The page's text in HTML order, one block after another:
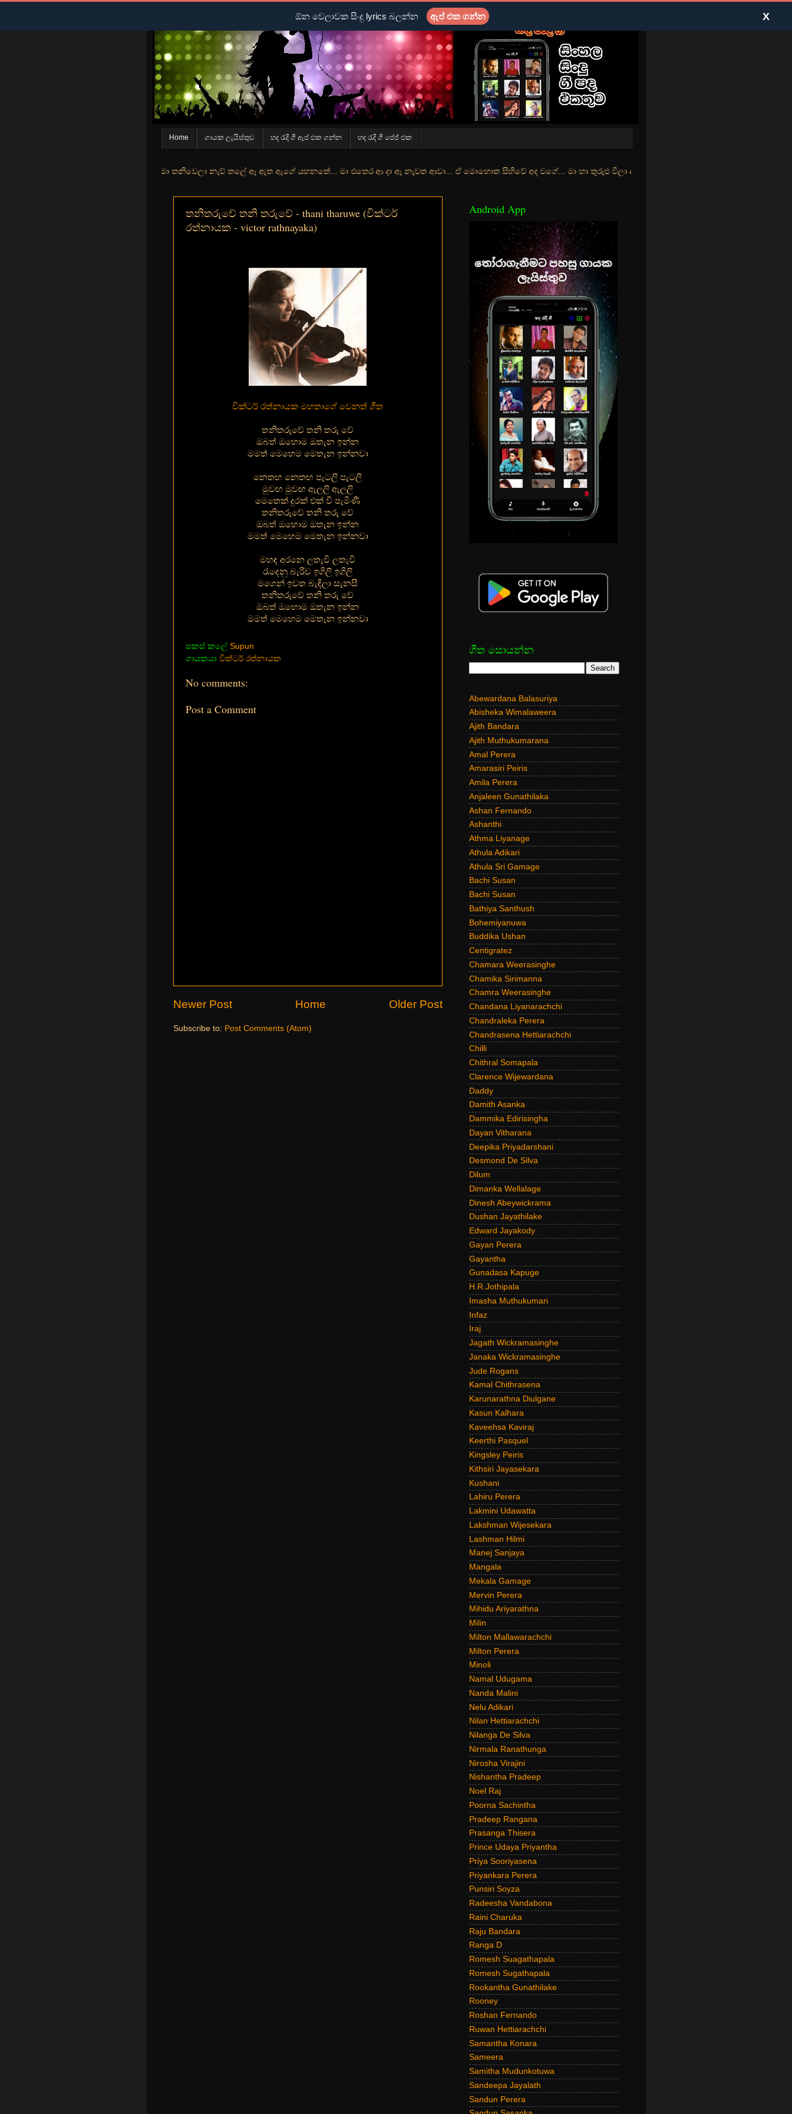
Home ගායක ලැයිස්තුව හද රැදි ගී ඇප් එක ගන්න හද රැදි ගී පේජ් එක
මුහුදු තීරේ ගල් මල් පිපුන යායේ මා තනිවෙලා නැව් තලේ ඈ ඇත ඇගේ යහනතේ... මා එතෙර ආ දා ඈ නැවත ආවා... ඒ මොහොත සිහිවේ අද වගේ... මා හා තුරුළු වීලා දෑසේ කදුළු බීලා රහසේ සුසුම් ලෑ හඩ ඇසේ... නිල්වන්
තනිතරුවේ තනි තරු‍වේ - thani tharuwe (වික්ටර්
රත්නායක - victor rathnayaka)
වික්ටර් රත්නායක මහතාගේ වෙනත් ගීත
තනිතරුවේ තනි තරු වේ
ඔබත් ඔහොම ඔතැන ඉන්න
මමත් මෙහෙම මෙතැන ඉන්නවා
නෙතඟ නෙතඟ පැටලි පැටලි
මුවඟ මුවඟ ඇලලි ඇලලි
මෙතෙක් දුරක් එක් වී පැමිණී
තනිතරුවේ තනි තරු වේ
ඔබත් ඔහොම ඔතැන ඉන්න
මමත් මෙහෙම මෙතැන ඉන්නවා
මහඳ අරනෙ ලතැවි ලතැවි
රැදෙනු බැරිව ඉගිලි ඉගිලි
මගෙන් ඉවත බැඳිලා සැනසී
තනිතරුවේ තනි තරු වේ
ඔබත් ඔහොම ඔතැන ඉන්න
මමත් මෙහෙම මෙතැන ඉන්නවා
සකස් කලේ Supun
ගායකයා වික්ටර් රත්නායක
No comments:
Post a Comment
Newer Post Older Post
Home
Subscribe to: Post Comments (Atom)
Android App
ගීත සොයන්න
Abewardana Balasuriya
Abisheka Wimalaweera
Ajith Bandara
Ajith Muthukumarana
Amal Perera
Amarasiri Peiris
Amila Perera
Anjaleen Gunathilaka
Ashan Fernando
Ashanthi
Athma Liyanage
Athula Adikari
Athula Sri Gamage
Bachi Susan
Bachi Susan
Bathiya Santhush
Bohemiyanuwa
Buddika Ushan
Centigratez
Chamara Weerasinghe
Chamika Sirimanna
Chamra Weerasinghe
Chandana Liyanarachchi
Chandraleka Perera
Chandrasena Hettiarachchi
Chilli
Chithral Somapala
Clarence Wijewardana
Daddy
Damith Asanka
Dammika Edirisingha
Dayan Vitharana
Deepika Priyadarshani
Desmond De Silva
Dilum
Dimanka Wellalage
Dinesh Abeywickrama
Dushan Jayathilake
Edward Jayakody
Gayan Perera
Gayantha
Gunadasa Kapuge
H.R.Jothipala
Imasha Muthukumari
Infaz
Iraj
Jagath Wickramasinghe
Janaka Wickramasinghe
Jude Rogans
Kamal Chithrasena
Karunarathna Diulgane
Kasun Kalhara
Kaveehsa Kaviraj
Keerthi Pasquel
Kingsley Peiris
Kithsiri Jayasekara
Kushani
Lahiru Perera
Lakmini Udawatta
Lakshman Wijesekara
Lashman Hilmi
Manej Sanjaya
Mangala
Mekala Gamage
Mervin Perera
Mihidu Ariyarathna
Milin
Milton Mallawarachchi
Milton Perera
Minoli
Namal Udugama
Nanda Malini
Nelu Adikari
Nilan Hettiarachchi
Nilanga De Silva
Nirmala Ranathunga
Nirosha Virajini
Nishantha Pradeep
Noel Raj
Poorna Sachintha
Pradeep Rangana
Prasanga Thisera
Prince Udaya Priyantha
Priya Sooriyasena
Priyankara Perera
Punsiri Soyza
Radeesha Vandabona
Raini Charuka
Raju Bandara
Ranga D
Romesh Suagathapala
Romesh Sugathapala
Rookantha Gunathilake
Rooney
Roshan Fernando
Ruwan Hettiarachchi
Samantha Konara
Sameera
Samitha Mudunkotuwa
Sandeepa Jayalath
Sandun Perera
ඕන වෙලාවක සිංදු lyrics බලන්න ඇප් එක ගන්න X